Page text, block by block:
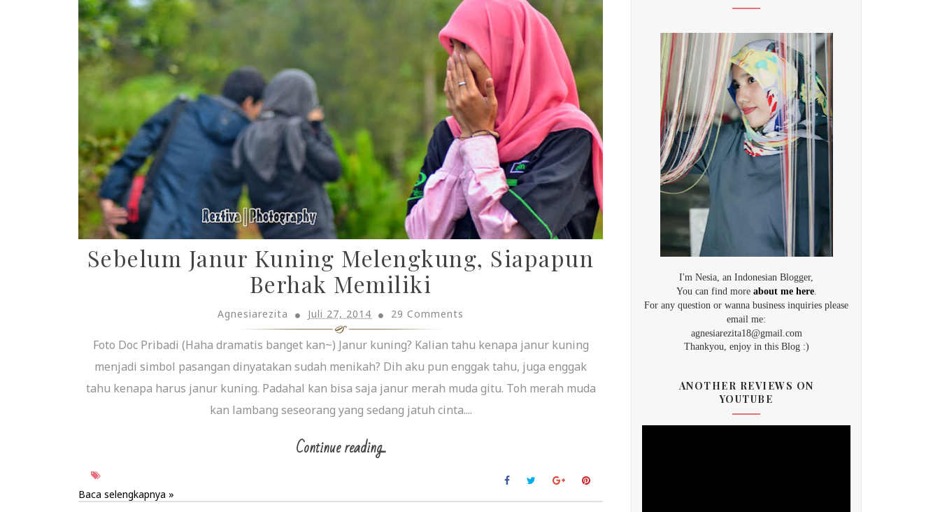
Sebelum Janur Kuning Melengkung, Siapapun
Berhak Memiliki
Agnesiarezita Juli 27, 2014 29 Comments
Foto Doc Pribadi (Haha dramatis banget kan~) Janur kuning? Kalian tahu kenapa janur kuning
menjadi simbol pasangan dinyatakan sudah menikah? Dih aku pun enggak tahu, juga enggak
tahu kenapa harus janur kuning. Padahal kan bisa saja janur merah muda gitu. Toh merah muda
kan lambang seseorang yang sedang jatuh cinta....
Continue reading...
Baca selengkapnya »
I'm Nesia, an Indonesian Blogger,
You can find more about me here.
For any question or wanna business inquiries please
email me:
agnesiarezita18@gmail.com
Thankyou, enjoy in this Blog :)
ANOTHER REVIEWS ON
YOUTUBE